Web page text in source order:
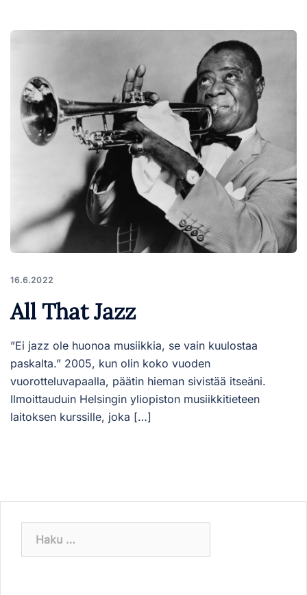
16.6.2022
All That Jazz
”Ei jazz ole huonoa musiikkia, se vain kuulostaa
paskalta.” 2005, kun olin koko vuoden
vuorotteluvapaalla, päätin hieman sivistää itseäni.
Ilmoittauduin Helsingin yliopiston musiikkitieteen
laitoksen kurssille, joka […]